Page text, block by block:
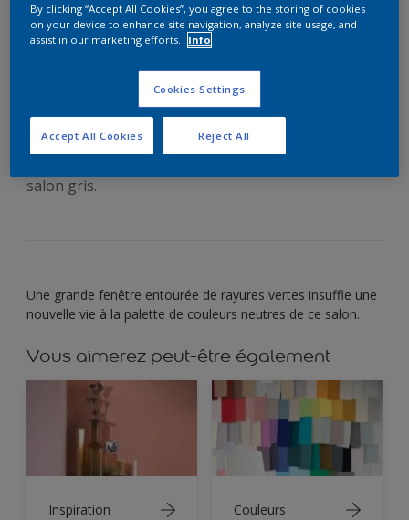
Utilisez des accents de
vert frais pour égayer le
gris froid.
salon gris.
Une grande fenêtre entourée de rayures vertes insuffle une
nouvelle vie à la palette de couleurs neutres de ce salon.
Vous aimerez peut-être également
Inspiration Couleurs
By clicking “Accept All Cookies”, you agree to the storing of cookies
on your device to enhance site navigation, analyze site usage, and
assist in our marketing efforts.
Info
Cookies Settings
Reject All
Accept All Cookies